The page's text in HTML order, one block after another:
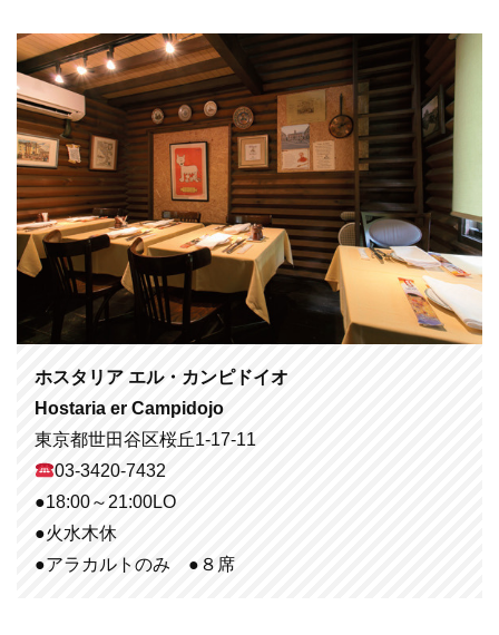
ホスタリア エル・カンピドイオ
Hostaria er Campidojo
東京都世田谷区桜丘1-17-11
03-3420-7432
●18:00～21:00LO
●火水木休
●アラカルトのみ ●８席